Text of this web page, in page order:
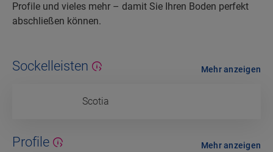
Profile und vieles mehr – damit Sie Ihren Boden perfekt
abschließen können.
Sockelleisten
Scotia
Mehr anzeigen
Profile Mehr anzeigen